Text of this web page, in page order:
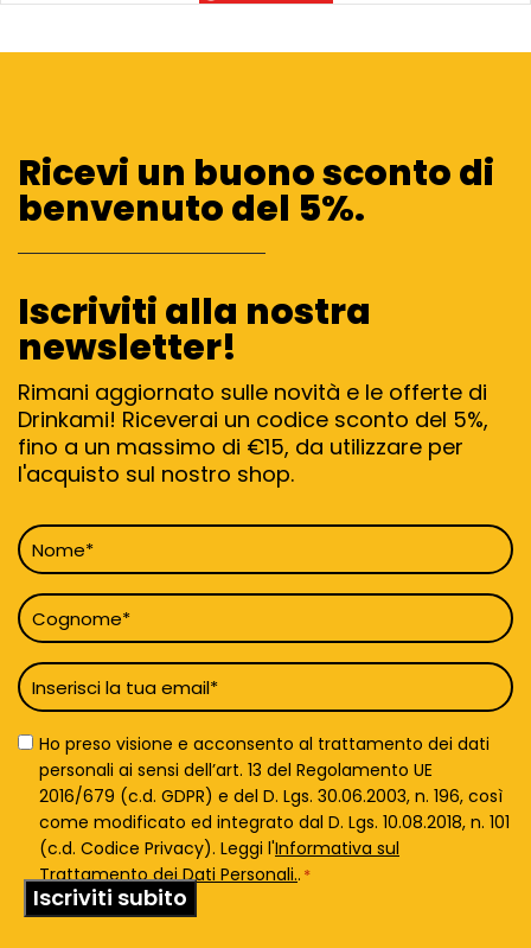
Ricevi un buono sconto di
benvenuto del 5%.
Iscriviti alla nostra
newsletter!
Rimani aggiornato sulle novità e le offerte di
Drinkami! Riceverai un codice sconto del 5%,
fino a un massimo di €15, da utilizzare per
l'acquisto sul nostro shop.
Nome
*
Cognome
*
Email
*
Privacy
Policy
Ho preso visione e acconsento al trattamento dei dati
personali ai sensi dell’art. 13 del Regolamento UE
2016/679 (c.d. GDPR) e del D. Lgs. 30.06.2003, n. 196, così
come modificato ed integrato dal D. Lgs. 10.08.2018, n. 101
(c.d. Codice Privacy). Leggi l'Informativa sul
Trattamento dei Dati Personali.. *